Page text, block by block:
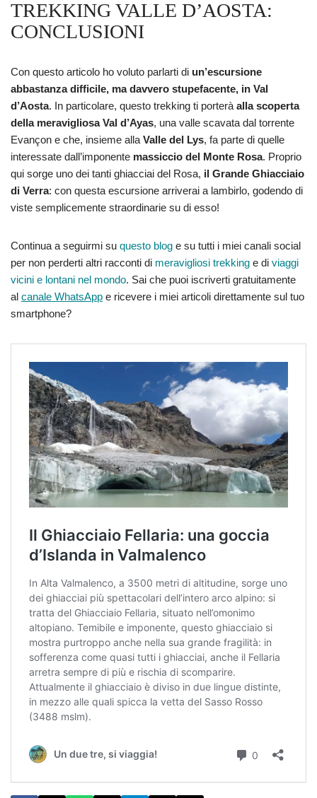
TREKKING VALLE D’AOSTA:
CONCLUSIONI
Con questo articolo ho voluto parlarti di un’escursione
abbastanza difficile, ma davvero stupefacente, in Val
d’Aosta. In particolare, questo trekking ti porterà alla scoperta
della meravigliosa Val d’Ayas, una valle scavata dal torrente
Evançon e che, insieme alla Valle del Lys, fa parte di quelle
interessate dall’imponente massiccio del Monte Rosa. Proprio
qui sorge uno dei tanti ghiacciai del Rosa, il Grande Ghiacciaio
di Verra: con questa escursione arriverai a lambirlo, godendo di
viste semplicemente straordinarie su di esso!
Continua a seguirmi su questo blog e su tutti i miei canali social
per non perderti altri racconti di meravigliosi trekking e di viaggi
vicini e lontani nel mondo. Sai che puoi iscriverti gratuitamente
al canale WhatsApp e ricevere i miei articoli direttamente sul tuo
smartphone?